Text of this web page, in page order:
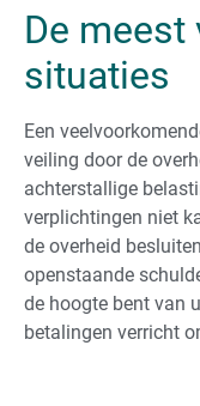
De
situaties
Een
veiling door de
achterstallige
verplichtingen niet
de overheid
openstaande
de hoogte bent van
betalingen verricht